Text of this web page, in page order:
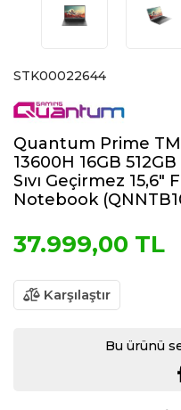
STK00022644
Quantum Prime
13600H 16GB
Sıvı Geçirmez 15,6"
Notebook
37.999,00 TL
Karşılaştır
Bu ürünü